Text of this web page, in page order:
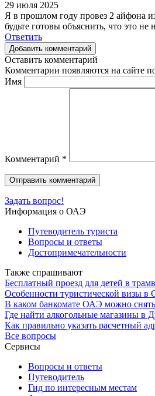
29 июля 2025
Я в прошлом году провез 2 айфона
будьте готовы объяснить, что это
Ответить
Добавить комментарий
Оставить комментарий
Комментарии появляются на сайте
Имя
Комментарий *
Задать вопрос!
Информация о ОАЭ
Путеводитель туриста
Вопросы и ответы
Достопримечательности
Также спрашивают
Бесплатный проезд для детей в
Особенности туристической визы
В каком банкомате ОАЭ можно
Где найти алкогольные магазины в
Как правильно указать расчетный
Все вопросы
Сервисы
Вопросы и ответы
Путеводитель
Гид по интересным местам